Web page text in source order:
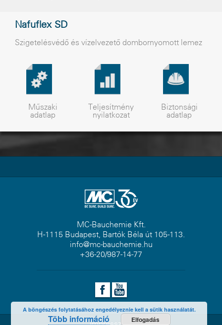
Nafuflex SD
Szigetelésvédő és vízelvezető dombornyomott lemez
Műszaki
adatlap
Teljesítmény
nyilatkozat
Biztonsági
adatlap
MC-Bauchemie Kft.
H-1115 Budapest, Bartók Béla út 105-113.
info@mc-bauchemie.hu
+36-20/987-14-77
A böngészés folytatásához engedélyeznie kell a sütik használatát.
Több információ Elfogadás